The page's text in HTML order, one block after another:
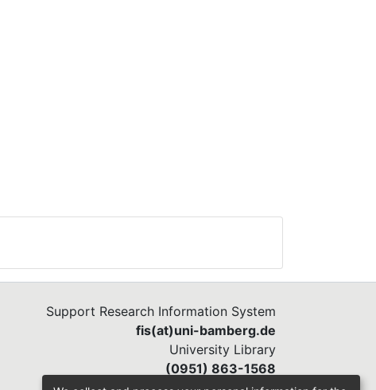
Support Research Information System
fis(at)uni-bamberg.de
University Library
(0951) 863-1568